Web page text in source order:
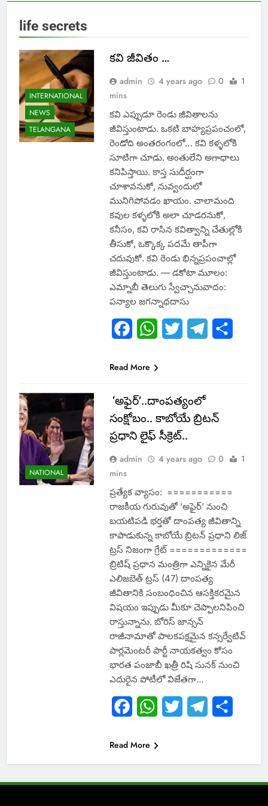
life secrets
INTERNATIONAL
NEWS
TELANGANA
కవి జీవితం …
admin 4 years ago 0
1
mins
కవి ఎప్పుడూ రెండు జీవితాలను
జీవిస్తుంటాడు. ఒకటి బాహ్యప్రపంచంలో,
రెండోది అంతరంగంలో… కవి కళ్ళలోకి
సూటిగా చూడు. అంతులేని అగాధాలు
కనిపిస్తాయి. కాస్త సుదీర్ఘంగా
చూశావనుకో, నువ్వందులో
మునిగిపోవడం ఖాయం. చాలామంది
కవుల కళ్ళలోకి అలా చూడరనుకో,
కనీసం, కవి రాసిన కవిత్వాన్ని చేతుల్లోకి
తీసుకో, ఒక్కొక్క పదమే తాపీగా
చదువుకో. కవి రెండు భిన్నప్రపంచాల్లో
జీవిస్తుంటాడు. — డకోటా మూలం:
ఎమ్నాబీ తెలుగు స్వేచ్చానువాదం:
పన్యాల జగన్నాథదాసు
FacebookWhatsApp
Twitter Telegram
Read More
NATIONAL
‘అఫైర్‌’..దాంపత్యంలో
సంక్షోబం.. కాబోయే బ్రిటన్‌
ప్రధాని లైఫ్ సీక్రెట్..
admin 4 years ago 0
1
mins
ప్రత్యేక వ్యాసం: ===========
రాజకీయ గురువుతో ‘అఫైర్‌’ నుంచి
బయటిపడి భర్తతో దాంపత్య జీవితాన్ని
కాపాడుకున్న కాబోయే బ్రిటన్‌ ప్రధాని లిజ్‌
ట్రస్‌ నిజంగా గ్రేట్‌ =============
బ్రిటిష్‌ ప్రధాన మంత్రిగా ఎన్నికైన మేరీ
ఎలిజబెత్‌ ట్రస్‌ (47) దాంపత్య
జీవితానికి సంబంధించిన ఆసక్తికరమైన
విషయం ఇప్పుడు మీకూ చెప్పాలనిపించి
రాస్తున్నాను. బోరిస్‌ జాన్సన్‌
రాజీనామాతో పాలకపక్షమైన కన్సర్వేటివ్‌
పార్లమెంటరీ పార్టీ నాయకత్వం కోసం
భారత పంజాబీ ఖత్రీ రిషి సునక్‌ నుంచి
ఎదురైన పోటీలో విజేతగా…
FacebookWhatsApp
Twitter Telegram
Read More